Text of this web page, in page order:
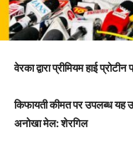
वेरका द्वारा प्रीमियम हाई
किफायती कीमत पर उपलब्ध यह
अनोखा मेल: शेरगिल